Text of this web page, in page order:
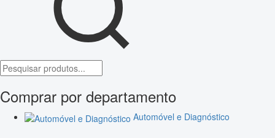
Comprar por departamento
Automóvel e Diagnóstico